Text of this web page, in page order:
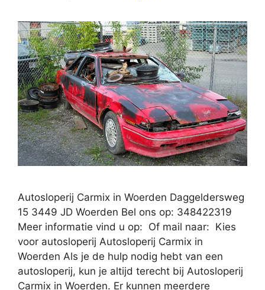
Autosloperij Carmix in Woerden Daggeldersweg
15 3449 JD Woerden Bel ons op: 348422319
Meer informatie vind u op: Of mail naar: Kies
voor autosloperij Autosloperij Carmix in
Woerden Als je de hulp nodig hebt van een
autosloperij, kun je altijd terecht bij Autosloperij
Carmix in Woerden. Er kunnen meerdere